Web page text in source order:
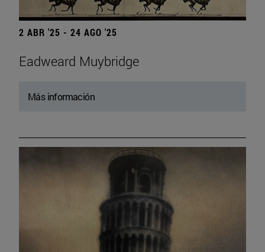
2 ABR '25 - 24 AGO '25
Eadweard Muybridge
Más información